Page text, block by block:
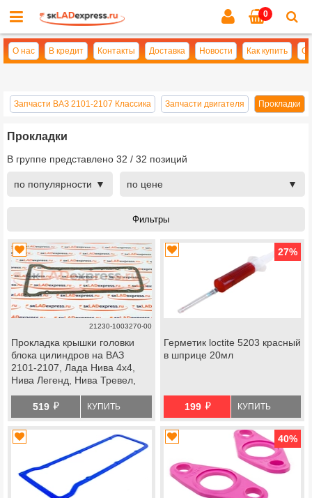
0
О нас В кредит Контакты Доставка Новости Как купить
Запчасти ВАЗ 2101-2107 Классика Запчасти двигателя Прокладки
Прокладки
В группе представлено 32 / 32 позиций
по популярности по цене
21230-1003270-00
Прокладка крышки головки
блока цилиндров на ВАЗ
2101-2107, Лада Нива 4х4,
Нива Легенд, Нива Тревел,
519 й КУПИТЬ
27%
Герметик loctite 5203 красный
в шприце 20мл
199 й КУПИТЬ
40%